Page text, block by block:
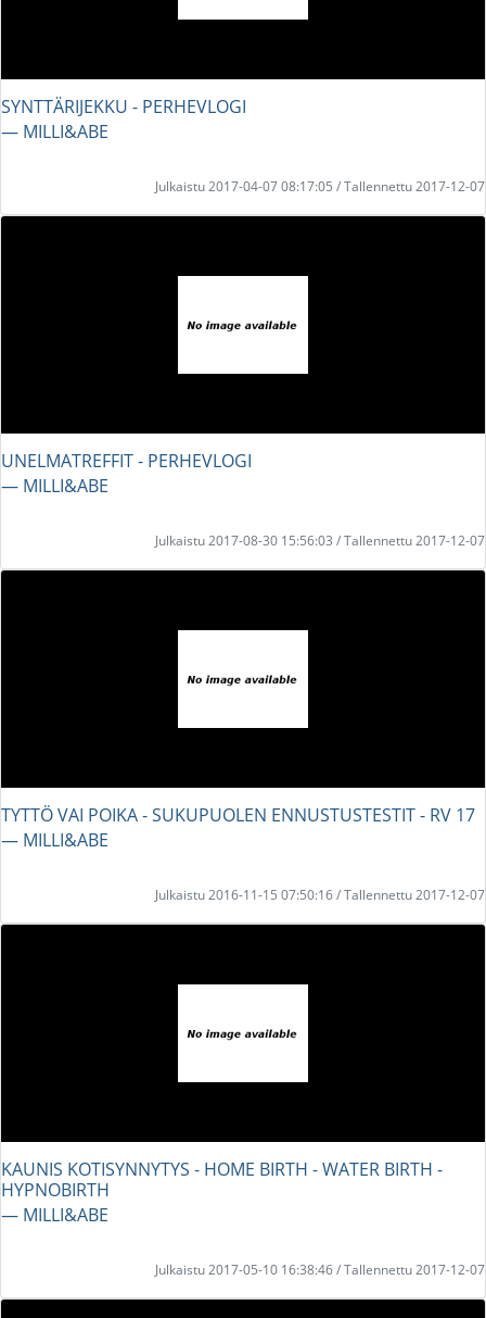
SYNTTÄRIJEKKU - PERHEVLOGI
― MILLI&ABE
Julkaistu 2017-04-07 08:17:05 / Tallennettu 2017-12-07
UNELMATREFFIT - PERHEVLOGI
― MILLI&ABE
Julkaistu 2017-08-30 15:56:03 / Tallennettu 2017-12-07
TYTTÖ VAI POIKA - SUKUPUOLEN ENNUSTUSTESTIT - RV 17
― MILLI&ABE
Julkaistu 2016-11-15 07:50:16 / Tallennettu 2017-12-07
KAUNIS KOTISYNNYTYS - HOME BIRTH - WATER BIRTH -
HYPNOBIRTH
― MILLI&ABE
Julkaistu 2017-05-10 16:38:46 / Tallennettu 2017-12-07